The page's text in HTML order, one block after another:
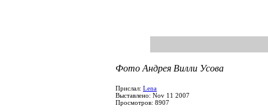
Фото Андрея Вилли Усова
Прислал: Lena
Выставлено: Nov 11 2007
Просмотров: 8907